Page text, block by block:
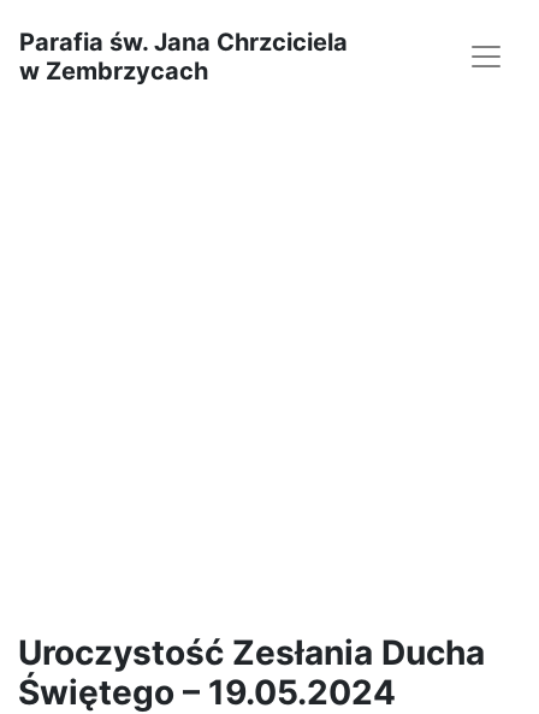
Parafia św. Jana Chrzciciela
w Zembrzycach
Uroczystość Zesłania Ducha
Świętego – 19.05.2024